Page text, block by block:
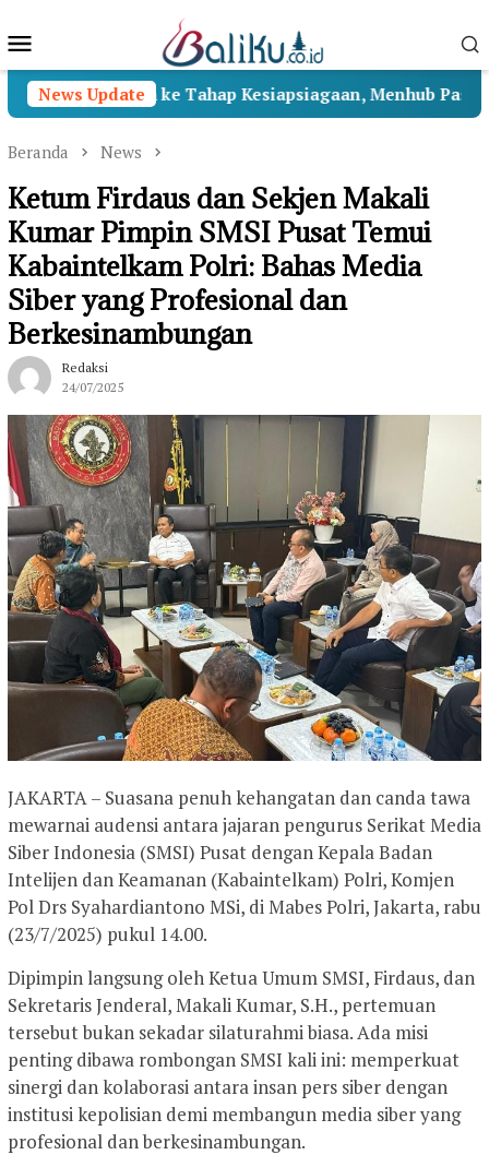
ke
Mobile
News Update
II Beralih ke Tahap Kesiapsiagaan, Menhub Pastikan
Beranda News
Ketum Firdaus dan Sekjen Makali
Kumar Pimpin SMSI Pusat Temui
Kabaintelkam Polri: Bahas Media
Siber yang Profesional dan
Berkesinambungan
Redaksi
24/07/2025
JAKARTA – Suasana penuh kehangatan dan canda tawa
mewarnai audensi antara jajaran pengurus Serikat Media
Siber Indonesia (SMSI) Pusat dengan Kepala Badan
Intelijen dan Keamanan (Kabaintelkam) Polri, Komjen
Pol Drs Syahardiantono MSi, di Mabes Polri, Jakarta, rabu
(23/7/2025) pukul 14.00.
Dipimpin langsung oleh Ketua Umum SMSI, Firdaus, dan
Sekretaris Jenderal, Makali Kumar, S.H., pertemuan
tersebut bukan sekadar silaturahmi biasa. Ada misi
penting dibawa rombongan SMSI kali ini: memperkuat
sinergi dan kolaborasi antara insan pers siber dengan
institusi kepolisian demi membangun media siber yang
profesional dan berkesinambungan.